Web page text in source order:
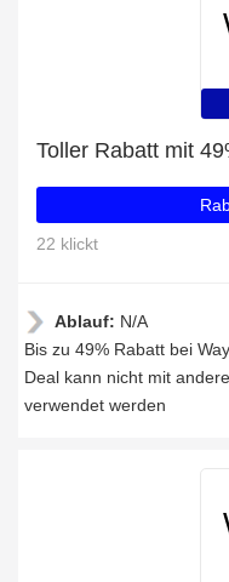
Toller Rabatt mit
22 klickt
Ablauf: N/A
Bis zu 49% Rabatt bei
Deal kann nicht mit
verwendet werden